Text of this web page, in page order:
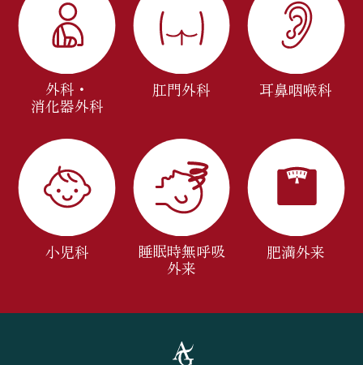
外科・
消化器外科
肛門外科 耳鼻咽喉科
小児科
睡眠時無呼吸
外来
肥満外来